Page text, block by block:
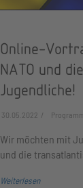
Online-
NATO und
Jugendliche!
30.05.2022
Wir möchten mit
und die
Weiterlesen